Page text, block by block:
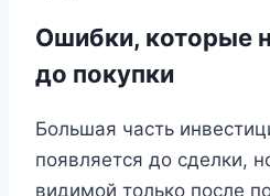
Ошибки, которые
до покупки
Большая часть
появляется до сделки,
видимой только после